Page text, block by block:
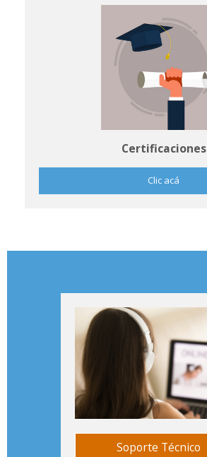
Certificaciones
Clic acá
Soporte Técnico